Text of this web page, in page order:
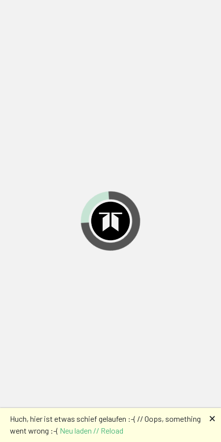
Huch, hier ist etwas schief gelaufen :-( // Oops, something
went wrong :-( Neu laden // Reload
🗙